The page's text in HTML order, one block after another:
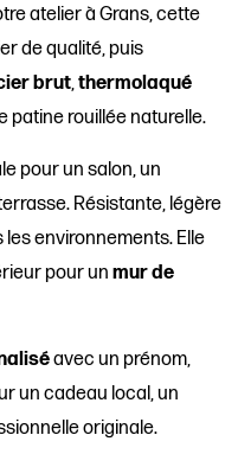
atelier à Grans, cette
de qualité, puis
brut,thermolaqué
patine rouillée naturelle.
pour un salon, un
Résistante, légère
les environnements. Elle
pour unmur de
avec un prénom,
un cadeau local, un
originale.